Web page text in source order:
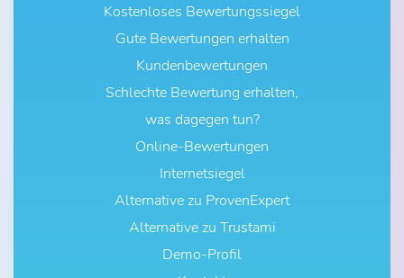
Kostenloses Bewertungssiegel
Gute Bewertungen erhalten
Kundenbewertungen
Schlechte Bewertung erhalten,
was dagegen tun?
Online-Bewertungen
Internetsiegel
Alternative zu ProvenExpert
Alternative zu Trustami
Demo-Profil